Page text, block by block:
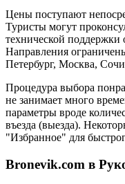
Цены поступают
Туристы могут
технической поддержки
Направления
Петербург, Москва,
Процедура выбора
не занимает много
параметры вроде
въезда (выезда).
"Избранное" для
Bronevik.com в